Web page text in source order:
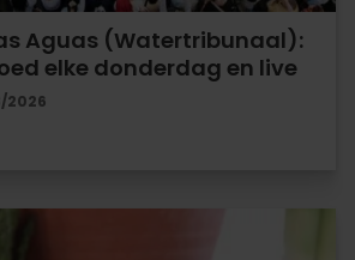
Aguas (Watertribunaal):
elke donderdag en live
2026